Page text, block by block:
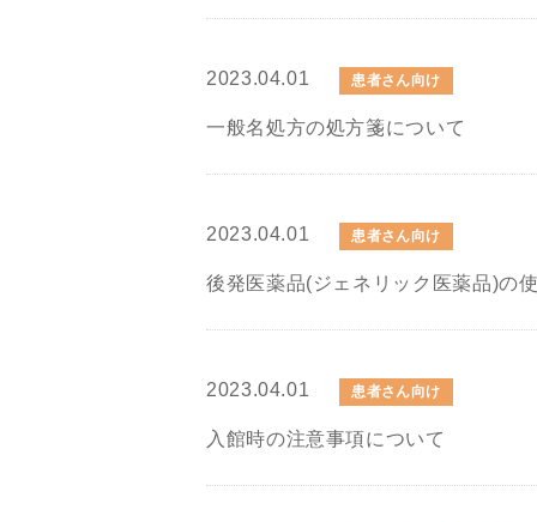
2023.04.01 患者さん向け
一般名処方の処方箋について
2023.04.01 患者さん向け
後発医薬品(ジェネリック医薬品)の
2023.04.01 患者さん向け
入館時の注意事項について